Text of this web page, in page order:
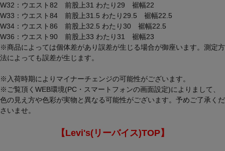
W32：ウエスト82 前股上31 わたり29 裾幅22
W33：ウエスト84 前股上31.5 わたり29.5 裾幅22.5
W34：ウエスト86 前股上32.5 わたり30 裾幅22.5
W36：ウエスト90 前股上33 わたり31 裾幅23
※商品によっては個体差があり誤差が生じる場合が御座います。測定方
法によっても誤差が生じます。
※入荷時期によりマイナーチェンジの可能性がございます。
※ご覧頂くWEB環境(PC・スマートフォンの画面設定)によりまして、
色の見え方や色彩が実物と異なる可能性がございます。予めご了承くだ
さいませ。
【Levi's(リーバイス)TOP】